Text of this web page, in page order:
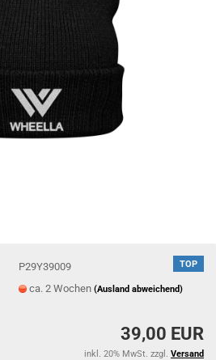
TOP
P29Y39009
ca. 2 Wochen(Ausland abweichend)
39,00 EUR
inkl. 20% MwSt. zzgl. Versand